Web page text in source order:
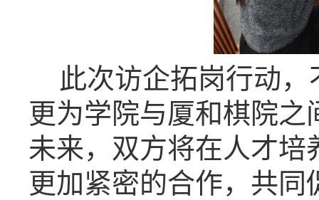
此次访企拓岗行动
更为学院与厦和棋院
未来，双方将在人才
更加紧密的合作，共